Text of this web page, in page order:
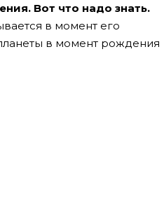
Вот что надо знать.
в момент его
в момент рождения